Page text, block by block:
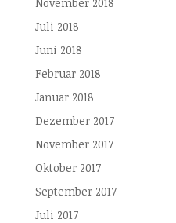
Juli 2018
Juni 2018
Februar 2018
Januar 2018
Dezember 2017
November 2017
Oktober 2017
September 2017
Juli 2017